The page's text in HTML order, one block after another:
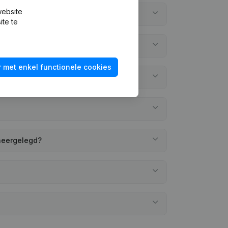
te
met enkel functionele cookies